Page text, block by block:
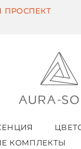
ПРОСПЕКТ
КОМПЛЕКТЫ